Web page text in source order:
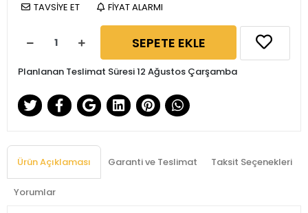
TAVSİYE ET FİYAT ALARMI
SEPETE EKLE
Planlanan Teslimat Süresi 12 Ağustos Çarşamba
Ürün Açıklaması Garanti ve Teslimat Taksit Seçenekleri
Yorumlar